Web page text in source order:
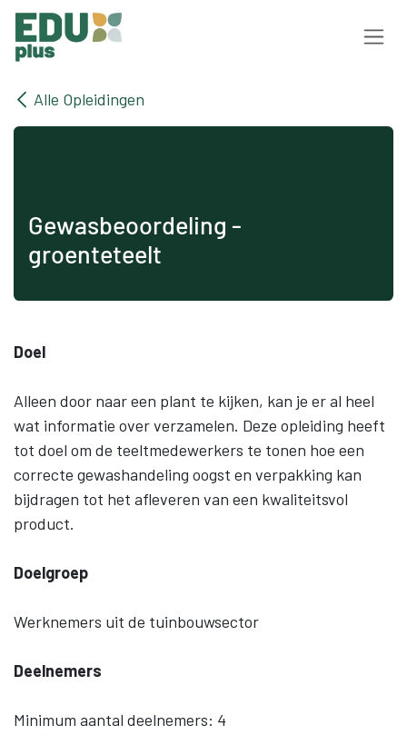
Overslaan naar inhoud
Alle Opleidingen
Gewasbeoordeling -
groenteteelt
Doel
Alleen door naar een plant te kijken, kan je er al heel
wat informatie over verzamelen. Deze opleiding heeft
tot doel om de teeltmedewerkers te tonen hoe een
correcte gewashandeling oogst en verpakking kan
bijdragen tot het afleveren van een kwaliteitsvol
product.
Doelgroep
Werknemers uit de tuinbouwsector
Deelnemers
Minimum aantal deelnemers: 4